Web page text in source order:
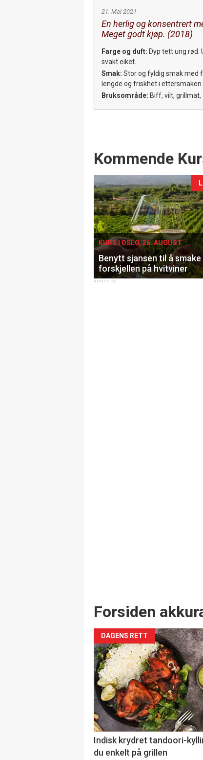
21. Mai 2021
En herlig og konsentrert
Meget godt kjøp. (2018)
Farge og duft: Dyp tett ung
svakt eiket.
Smak: Stor og fyldig smak med
lengde og friskhet i ettersmaken.
Bruksområde: Biff, vilt, grillmat,
Events
Kommende
KURS I OSLO, 26. AUGUST
Benytt sjansen til å
forskjellen på hvitviner
Forsiden
DAGENS RETT
Indisk krydret tandoori-
du enkelt på grillen